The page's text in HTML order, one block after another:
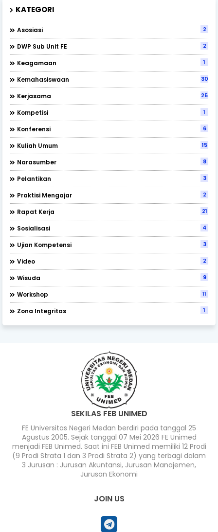
KATEGORI
Asosiasi 2
DWP Sub Unit FE 2
Keagamaan 1
Kemahasiswaan 30
Kerjasama 25
Kompetisi 1
Konferensi 6
Kuliah Umum 15
Narasumber 8
Pelantikan 3
Praktisi Mengajar 2
Rapat Kerja 21
Sosialisasi 4
Ujian Kompetensi 3
Video 2
Wisuda 9
Workshop 11
Zona Integritas 1
SEKILAS FEB UNIMED
FE Universitas Negeri Medan berdiri pada tanggal 25
Agustus 2005. Sejak tanggal 07 Mei 2026 FE Unimed
menjadi FEB Unimed. Saat ini FEB Unimed memiliki 12 Prodi
(9 Prodi Strata 1 dan 3 Prodi Strata 2) yang terbagi dalam
3 Jurusan : Jurusan Akuntansi, Jurusan Manajemen,
Jurusan Ekonomi
JOIN US